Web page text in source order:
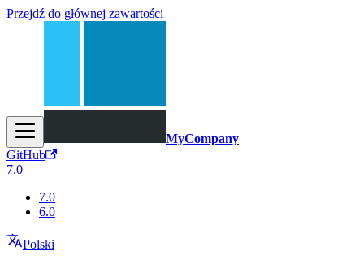
Przejdź do głównej zawartości
MyCompany
GitHub
7.0
7.0
6.0
Polski